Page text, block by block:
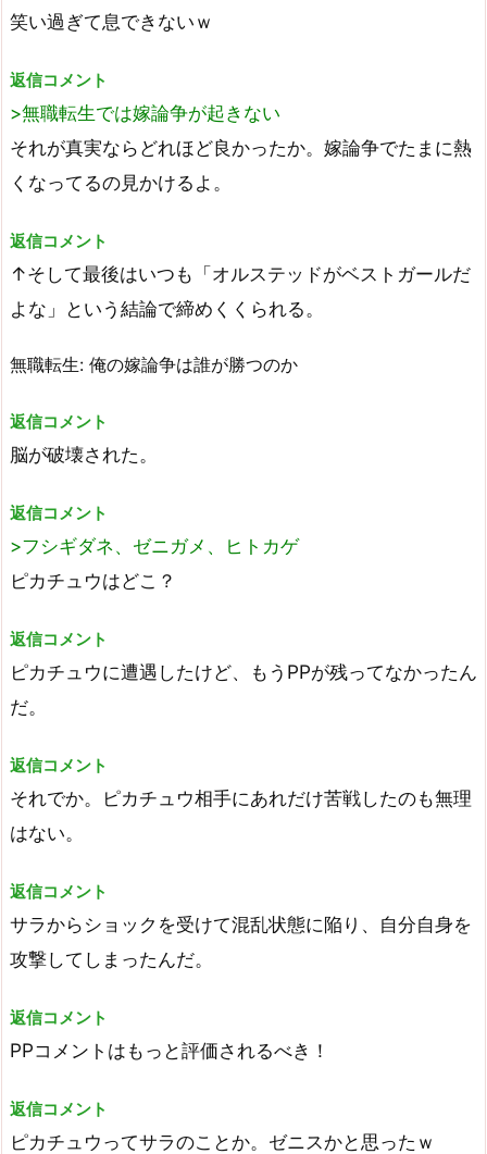
笑い過ぎて息できないｗ
返信コメント
>無職転生では嫁論争が起きない
それが真実ならどれほど良かったか。嫁論争でたまに熱
くなってるの見かけるよ。
返信コメント
↑そして最後はいつも「オルステッドがベストガールだ
よな」という結論で締めくくられる。
無職転生: 俺の嫁論争は誰が勝つのか
返信コメント
脳が破壊された。
返信コメント
>フシギダネ、ゼニガメ、ヒトカゲ
ピカチュウはどこ？
返信コメント
ピカチュウに遭遇したけど、もうPPが残ってなかったん
だ。
返信コメント
それでか。ピカチュウ相手にあれだけ苦戦したのも無理
はない。
返信コメント
サラからショックを受けて混乱状態に陥り、自分自身を
攻撃してしまったんだ。
返信コメント
PPコメントはもっと評価されるべき！
返信コメント
ピカチュウってサラのことか。ゼニスかと思ったｗ